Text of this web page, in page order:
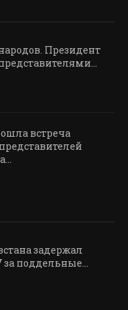
Президент
встреча
задержал
поддельные...